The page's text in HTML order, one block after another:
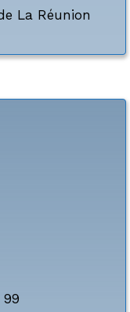
La Réunion
99